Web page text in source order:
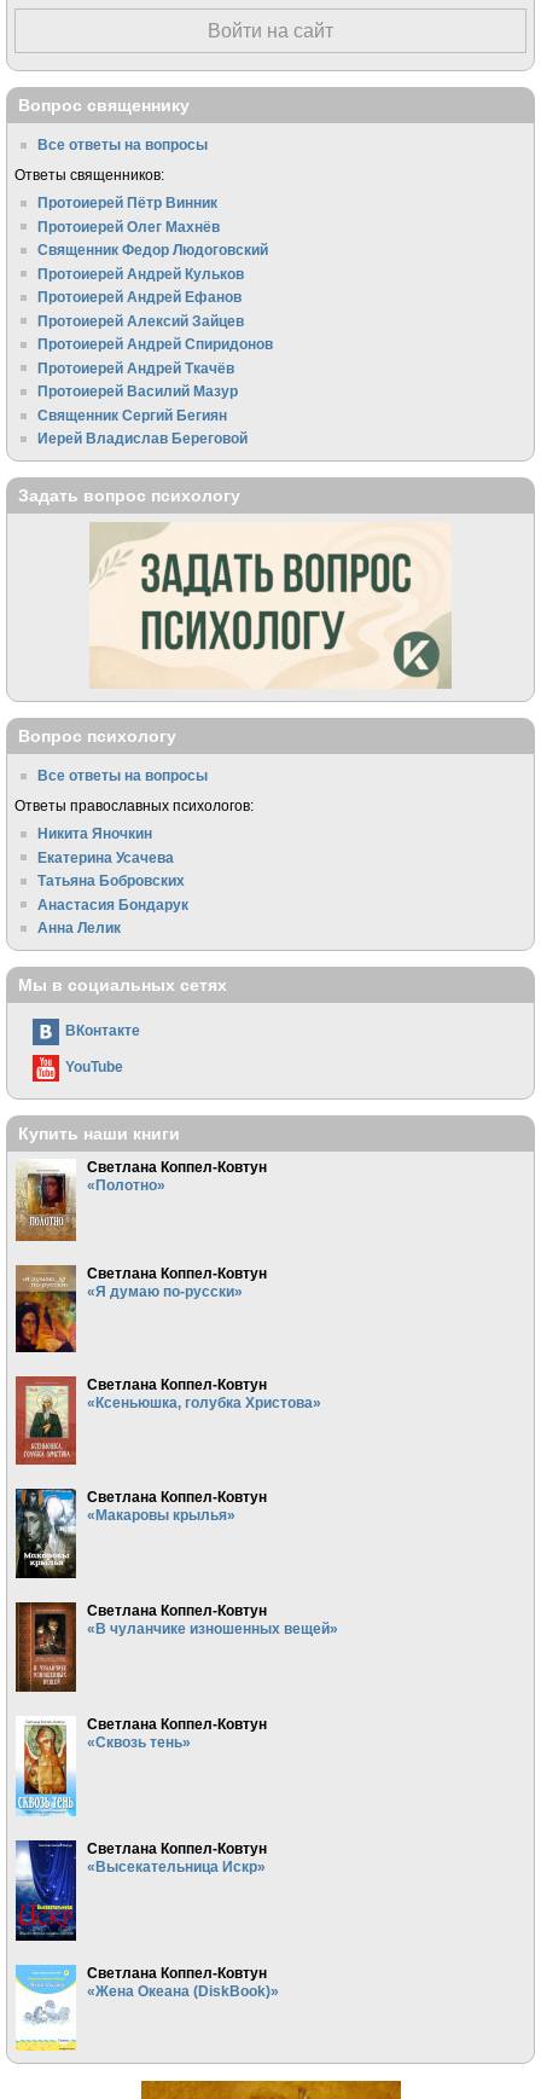
Войти на сайт
Вопрос священнику
Все ответы на вопросы
Ответы священников:
Протоиерей Пётр Винник
Протоиерей Олег Махнёв
Священник Федор Людоговский
Протоиерей Андрей Кульков
Протоиерей Андрей Ефанов
Протоиерей Алексий Зайцев
Протоиерей Андрей Спиридонов
Протоиерей Андрей Ткачёв
Протоиерей Василий Мазур
Священник Сергий Бегиян
Иерей Владислав Береговой
Задать вопрос психологу
Вопрос психологу
Все ответы на вопросы
Ответы православных психологов:
Никита Яночкин
Екатерина Усачева
Татьяна Бобровских
Анастасия Бондарук
Анна Лелик
Мы в социальных сетях
ВКонтакте
YouTube
Купить наши книги
Светлана Коппел-Ковтун
«Полотно»
Светлана Коппел-Ковтун
«Я думаю по-русски»
Светлана Коппел-Ковтун
«Ксеньюшка, голубка Христова»
Светлана Коппел-Ковтун
«Макаровы крылья»
Светлана Коппел-Ковтун
«В чуланчике изношенных вещей»
Светлана Коппел-Ковтун
«Сквозь тень»
Светлана Коппел-Ковтун
«Высекательница Искр»
Светлана Коппел-Ковтун
«Жена Океана (DiskBook)»